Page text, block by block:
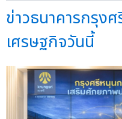
ข่าวธนาคารกรุง
เศรษฐกิจวันนี้